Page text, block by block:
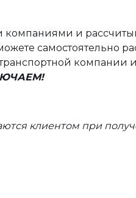
компаниями и
самостоятельно
компании
клиентом при